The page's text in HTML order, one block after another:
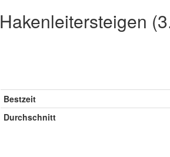
Hakenleitersteigen
Bestzeit
Durchschnitt